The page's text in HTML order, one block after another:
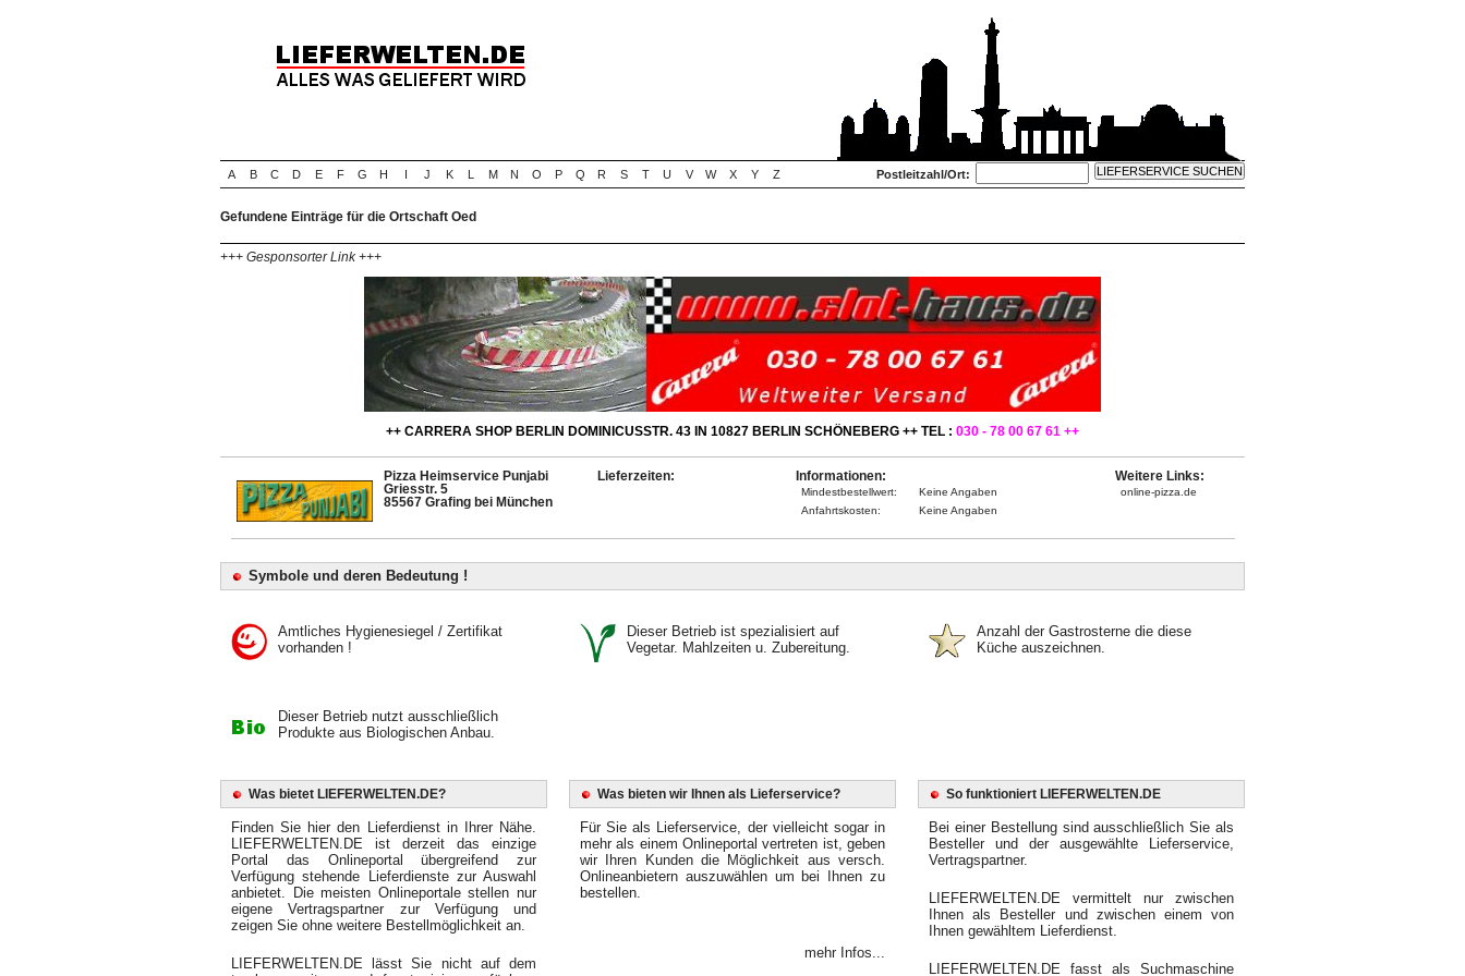
A B C D E F G H I J K L M N O P Q R S T U V W X Y Z Postleitzahl/Ort:
Gefundene Einträge für die Ortschaft Oed
+++ Gesponsorter Link +++
++ CARRERA SHOP BERLIN DOMINICUSSTR. 43 IN 10827 BERLIN SCHÖNEBERG ++ TEL : 030 - 78 00 67 61 ++
Pizza Heimservice Punjabi
Griesstr. 5
85567 Grafing bei München
Lieferzeiten: Informationen:
Mindestbestellwert:
Keine Angaben
Anfahrtskosten:
Keine Angaben
Weitere Links:
online-pizza.de
Symbole und deren Bedeutung !
Amtliches Hygienesiegel / Zertifikat
vorhanden !
Dieser Betrieb ist spezialisiert auf
Vegetar. Mahlzeiten u. Zubereitung.
Anzahl der Gastrosterne die diese
Küche auszeichnen.
Dieser Betrieb nutzt ausschließlich
Produkte aus Biologischen Anbau.
Was bietet LIEFERWELTEN.DE?
Finden Sie hier den Lieferdienst in Ihrer Nähe.
LIEFERWELTEN.DE ist derzeit das einzige
Portal das Onlineportal übergreifend zur
Verfügung stehende Lieferdienste zur Auswahl
anbietet. Die meisten Onlineportale stellen nur
eigene Vertragspartner zur Verfügung und
zeigen Sie ohne weitere Bestellmöglichkeit an.
LIEFERWELTEN.DE lässt Sie nicht auf dem
Was bieten wir Ihnen als Lieferservice?
Für Sie als Lieferservice, der vielleicht sogar in
mehr als einem Onlineportal vertreten ist, geben
wir Ihren Kunden die Möglichkeit aus versch.
Onlineanbietern auszuwählen um bei Ihnen zu
bestellen.
mehr Infos...
So funktioniert LIEFERWELTEN.DE
Bei einer Bestellung sind ausschließlich Sie als
Besteller und der ausgewählte Lieferservice,
Vertragspartner.
LIEFERWELTEN.DE vermittelt nur zwischen
Ihnen als Besteller und zwischen einem von
Ihnen gewähltem Lieferdienst.
LIEFERWELTEN.DE fasst als Suchmaschine